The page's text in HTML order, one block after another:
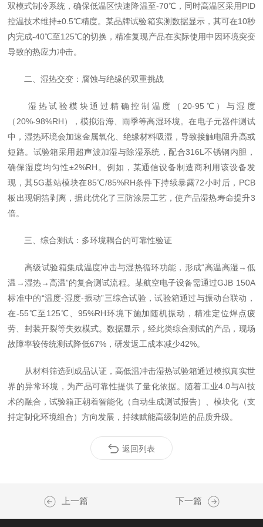
双模式制冷系统，确保低温区快速降温至-70℃，同时高温区采用PID
控温技术维持±0.5℃精度。某品牌试验箱实测数据显示，其可在10秒
内完成-40℃至125℃的切换，精准复现产品在实际使用中因环境突变
导致的热应力冲击。
二、湿热交变：腐蚀与绝缘的双重挑战
湿热试验模块通过精确控制温度（20-95℃）与湿度
（20%-98%RH），模拟沿海、雨季等高湿环境。在电子元器件测试
中，湿热环境会加速金属氧化、绝缘材料吸湿，导致接触电阻升高或
短路。试验箱采用超声波加湿与除湿系统，配合316L不锈钢内胆，
确保湿度均匀性±2%RH。例如，某通信设备制造商利用该设备发
现，其5G基站模块在85℃/85%RH条件下持续暴露72小时后，PCB
板出现铜箔剥离，据此优化了三防涂层工艺，使产品湿热寿命提升3
倍。
三、综合测试：多环境耦合的可靠性验证
高级试验箱集成温度冲击与湿热循环功能，形成“高温高湿→低
温→湿热→高温”的复合测试流程。某航空电子设备需通过GJB 150A
标准中的“温度-湿度-振动”三综合试验，试验箱通过与振动台联动，
在-55℃至125℃、95%RH环境下施加随机振动，精准定位焊点疲
劳、封装开裂等失效模式。数据显示，经此类综合测试的产品，现场
故障率较传统测试降低67%，研发返工成本减少42%。
从材料筛选到成品认证，高低温冲击湿热试验箱通过模拟真实世
界的异常环境，为产品可靠性提供了量化依据。随着工业4.0与AI技
术的融合，试验箱正朝着智能化（自动生成测试报告）、模块化（支
持定制化环境组合）方向发展，持续赋能高级制造的品质升级。
返回列表
上一篇 下一篇